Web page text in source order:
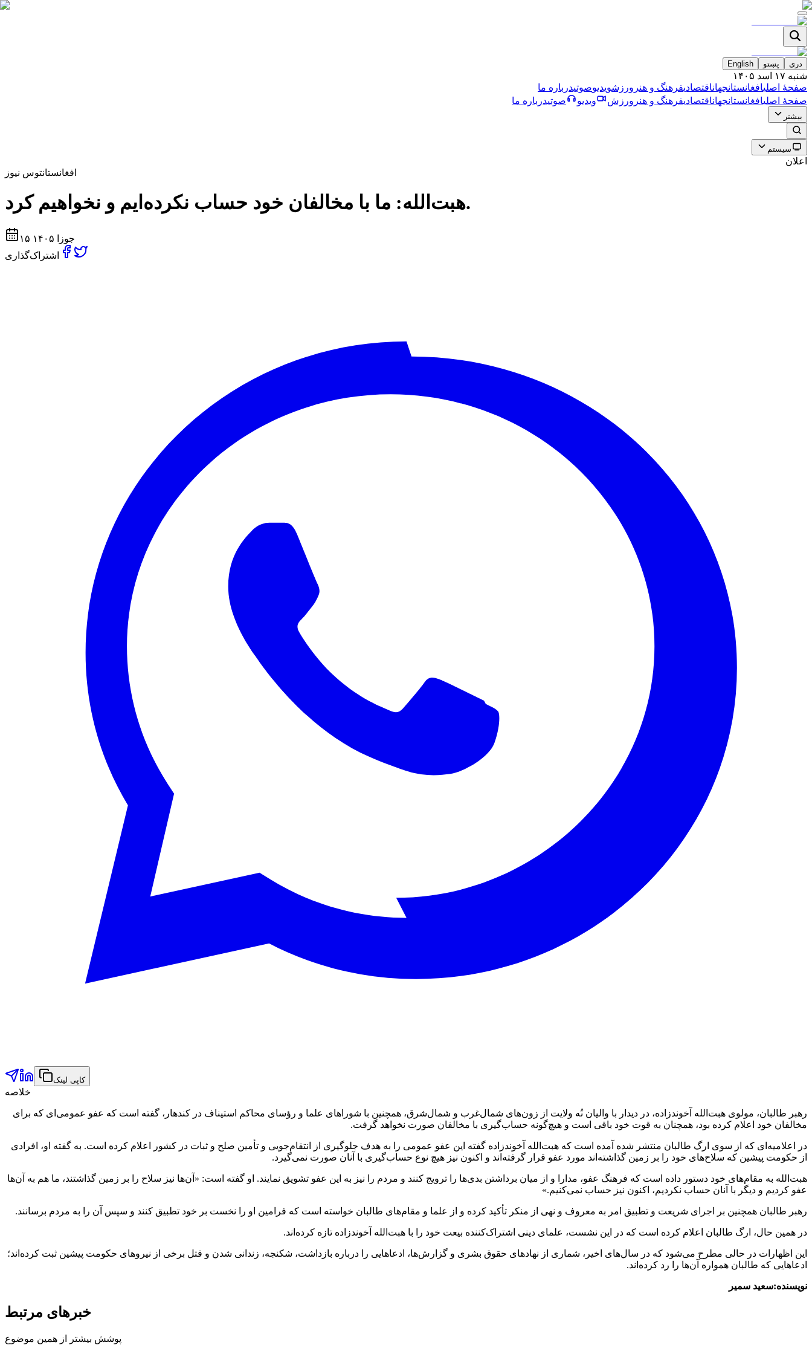
دری پښتو English
شنبه ۱۷ اسد ۱۴۰۵
صفحۀ اصلیافغانستانجهاناقتصادیفرهنگ و هنر ورزشویدیوصوتیدرباره ما
صفحۀ اصلیافغانستانجهاناقتصادیفرهنگ و هنر ورزش ویدیو صوتیدرباره ما
بیشتر
سیستم
اعلان
افغانستانتوس نیوز
هبت‌الله: ما با مخالفان خود حساب نکرده‌ایم و نخواهیم کرد.
۱۵ جوزا ۱۴۰۵
اشتراک‌گذاری
کاپی لینک
خلاصه
رهبر طالبان، مولوی هبت‌الله آخوندزاده، در دیدار با والیان نُه ولایت از زون‌های شمال‌غرب و شمال‌شرق، همچنین با شوراهای علما و رؤسای محاکم استیناف در کندهار، گفته است که عفو عمومی‌ای که برای
مخالفان خود اعلام کرده بود، همچنان به قوت خود باقی است و هیچ‌گونه حساب‌گیری با مخالفان صورت نخواهد گرفت.
در اعلامیه‌ای که از سوی ارگ طالبان منتشر شده آمده است که هبت‌الله آخوندزاده گفته این عفو عمومی را به هدف جلوگیری از انتقام‌جویی و تأمین صلح و ثبات در کشور اعلام کرده است. به گفته او، افرادی
از حکومت پیشین که سلاح‌های خود را بر زمین گذاشته‌اند مورد عفو قرار گرفته‌اند و اکنون نیز هیچ نوع حساب‌گیری با آنان صورت نمی‌گیرد.
هبت‌الله به مقام‌های خود دستور داده است که فرهنگ عفو، مدارا و از میان برداشتن بدی‌ها را ترویج کنند و مردم را نیز به این عفو تشویق نمایند. او گفته است: «آن‌ها نیز سلاح را بر زمین گذاشتند، ما هم به آن‌ها
عفو کردیم و دیگر با آنان حساب نکردیم، اکنون نیز حساب نمی‌کنیم.»
رهبر طالبان همچنین بر اجرای شریعت و تطبیق امر به معروف و نهی از منکر تأکید کرده و از علما و مقام‌های طالبان خواسته است که فرامین او را نخست بر خود تطبیق کنند و سپس آن را به مردم برسانند.
در همین حال، ارگ طالبان اعلام کرده است که در این نشست، علمای دینی اشتراک‌کننده بیعت خود را با هبت‌الله آخوندزاده تازه کرده‌اند.
این اظهارات در حالی مطرح می‌شود که در سال‌های اخیر، شماری از نهادهای حقوق بشری و گزارش‌ها، ادعاهایی را درباره بازداشت، شکنجه، زندانی شدن و قتل برخی از نیروهای حکومت پیشین ثبت کرده‌اند؛
ادعاهایی که طالبان همواره آن‌ها را رد کرده‌اند.
نویسنده:سعید سمیر
خبرهای مرتبط
پوشش بیشتر از همین موضوع